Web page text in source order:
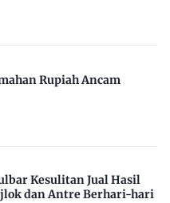
Rupiah Ancam
Kesulitan Jual Hasil
dan Antre Berhari-hari